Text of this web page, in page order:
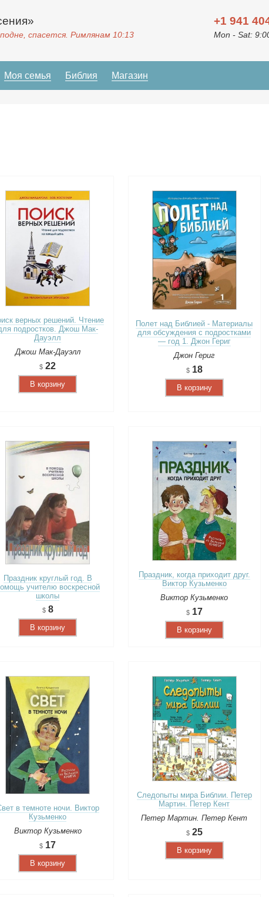
спасется. Римлянам 10:13
+1 941
Mon - Sat:
Моя семья Библия Магазин
верных решений. Чтение
подростков. Джош Мак-
Дауэлл
Джош Мак-Дауэлл
22
В корзину
Полет над Библией - Материалы
для обсуждения с подростками
— год 1. Джон Гериг
Джон Гериг
18
В корзину
Праздник круглый год. В
учителю воскресной
школы
8
В корзину
Праздник, когда приходит друг.
Виктор Кузьменко
Виктор Кузьменко
17
В корзину
в темноте ночи. Виктор
Кузьменко
Виктор Кузьменко
17
В корзину
Следопыты мира Библии. Петер
Мартин. Петер Кент
Петер Мартин. Петер Кент
25
В корзину